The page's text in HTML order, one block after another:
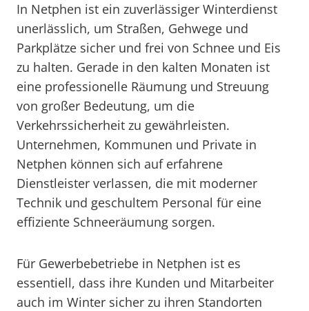
In Netphen ist ein zuverlässiger Winterdienst
unerlässlich, um Straßen, Gehwege und
Parkplätze sicher und frei von Schnee und Eis
zu halten. Gerade in den kalten Monaten ist
eine professionelle Räumung und Streuung
von großer Bedeutung, um die
Verkehrssicherheit zu gewährleisten.
Unternehmen, Kommunen und Private in
Netphen können sich auf erfahrene
Dienstleister verlassen, die mit moderner
Technik und geschultem Personal für eine
effiziente Schneeräumung sorgen.
Für Gewerbebetriebe in Netphen ist es
essentiell, dass ihre Kunden und Mitarbeiter
auch im Winter sicher zu ihren Standorten